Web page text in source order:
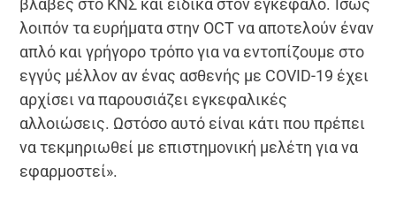
λοιπόν τα ευρήματα στην OCT να αποτελούν έναν
απλό και γρήγορο τρόπο για να εντοπίζουμε στο
εγγύς μέλλον αν ένας ασθενής με COVID-19 έχει
αρχίσει να παρουσιάζει εγκεφαλικές
αλλοιώσεις. Ωστόσο αυτό είναι κάτι που πρέπει
να τεκμηριωθεί με επιστημονική μελέτη για να
εφαρμοστεί».